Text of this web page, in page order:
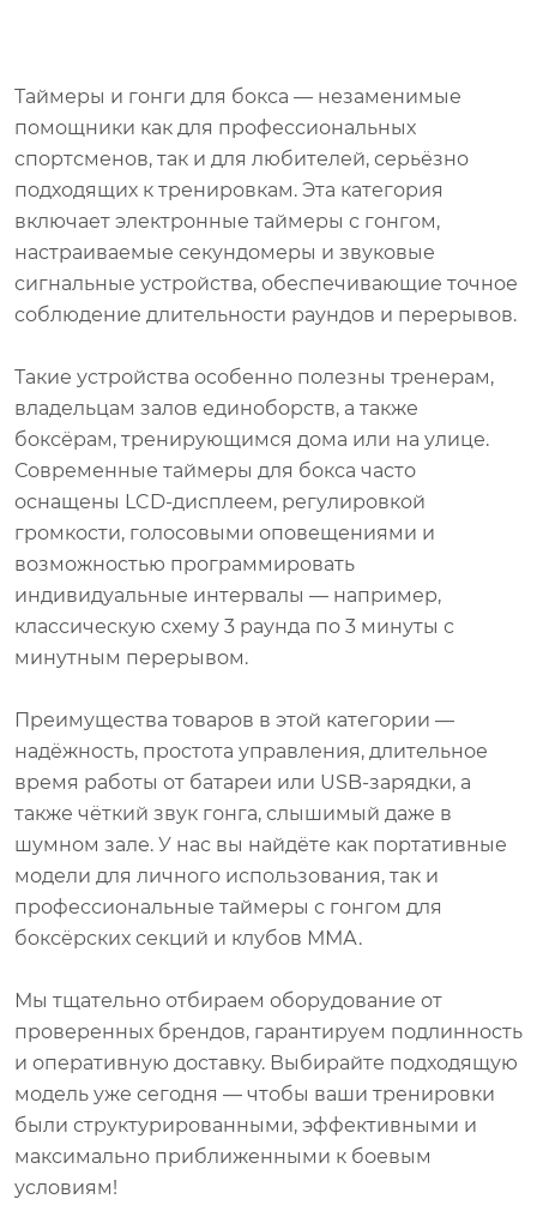
Таймеры и гонги для бокса — незаменимые
помощники как для профессиональных
спортсменов, так и для любителей, серьёзно
подходящих к тренировкам. Эта категория
включает электронные таймеры с гонгом,
настраиваемые секундомеры и звуковые
сигнальные устройства, обеспечивающие точное
соблюдение длительности раундов и перерывов.
Такие устройства особенно полезны тренерам,
владельцам залов единоборств, а также
боксёрам, тренирующимся дома или на улице.
Современные таймеры для бокса часто
оснащены LCD-дисплеем, регулировкой
громкости, голосовыми оповещениями и
возможностью программировать
индивидуальные интервалы — например,
классическую схему 3 раунда по 3 минуты с
минутным перерывом.
Преимущества товаров в этой категории —
надёжность, простота управления, длительное
время работы от батареи или USB-зарядки, а
также чёткий звук гонга, слышимый даже в
шумном зале. У нас вы найдёте как портативные
модели для личного использования, так и
профессиональные таймеры с гонгом для
боксёрских секций и клубов ММА.
Мы тщательно отбираем оборудование от
проверенных брендов, гарантируем подлинность
и оперативную доставку. Выбирайте подходящую
модель уже сегодня — чтобы ваши тренировки
были структурированными, эффективными и
максимально приближенными к боевым
условиям!